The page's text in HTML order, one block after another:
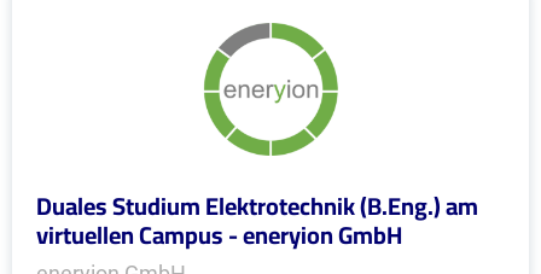
Duales Studium Elektrotechnik (B.Eng.) am
virtuellen Campus - eneryion GmbH